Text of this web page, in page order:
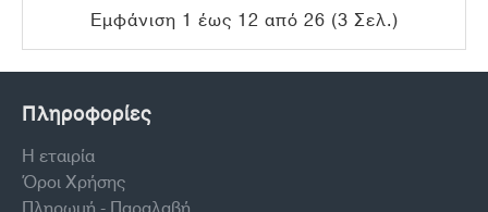
Εμφάνιση 1 έως 12 από 26 (3 Σελ.)
Πληροφορίες
Η εταιρία
Όροι Χρήσης